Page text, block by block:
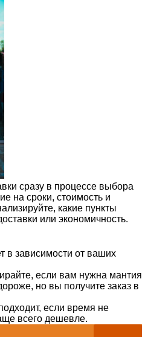
сразу в процессе выбора
на сроки, стоимость и
какие пункты
или экономичность.
в зависимости от ваших
если вам нужна мантия
но вы получите заказ в
если время не
всего дешевле.